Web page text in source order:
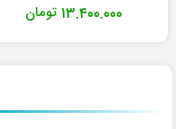
تومان ۱۳.۴۰۰.۰۰۰